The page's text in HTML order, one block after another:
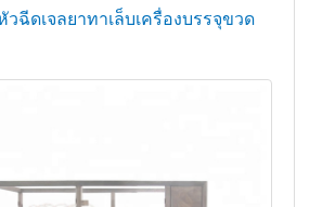
ฉีดเจลยาทาเล็บเครื่องบรรจุขวด